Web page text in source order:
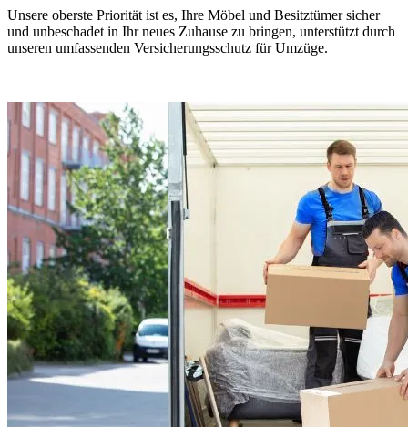
Unsere oberste Priorität ist es, Ihre Möbel und Besitztümer sicher
und unbeschadet in Ihr neues Zuhause zu bringen, unterstützt durch
unseren umfassenden Versicherungsschutz für Umzüge.